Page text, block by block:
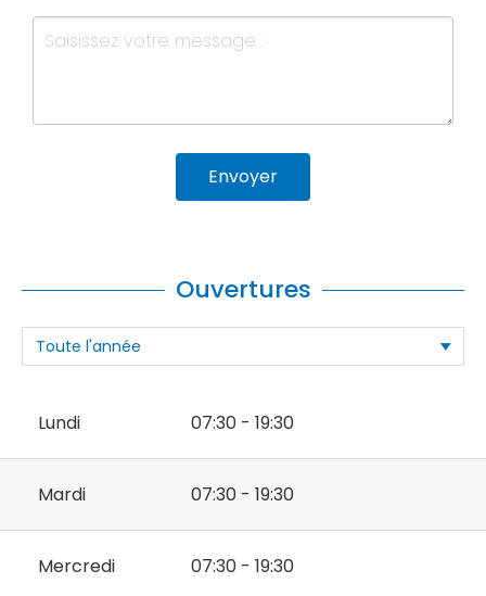
Envoyer
Ouvertures
Lundi 07:30 - 19:30
Mardi 07:30 - 19:30
Mercredi 07:30 - 19:30